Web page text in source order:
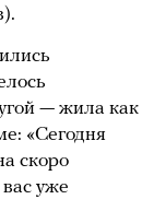
— жила как
«Сегодня
скоро
уже